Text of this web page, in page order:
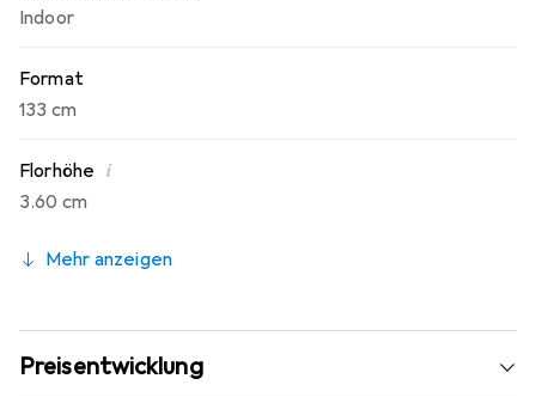
Indoor
Format
133 cm
Florhöhe i
3.60 cm
Mehr anzeigen
Preisentwicklung